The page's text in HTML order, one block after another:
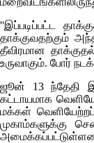
''இப்படிப்பட்ட
தாக்குவதற்கும்
தீவிரமான
உருவாகும். போர்
ஜூன் 13 ந்தேதி
கட்டாயமாக
மக்கள்
முகாம்களுக்கு
அமைக்கப்பட்டுள்ளன